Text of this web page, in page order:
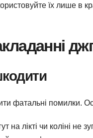
їх лише в
фатальні помилки.
на лікті чи коліні не